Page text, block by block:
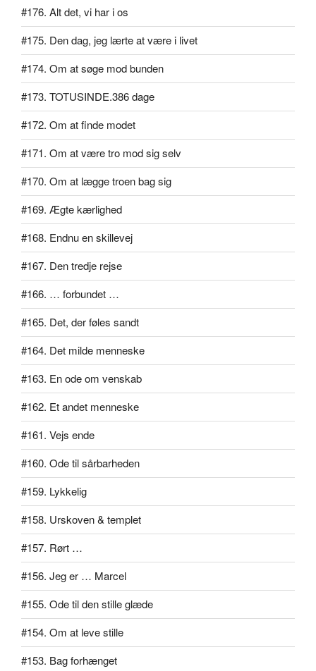
#176. Alt det, vi har i os
#175. Den dag, jeg lærte at være i livet
#174. Om at søge mod bunden
#173. TOTUSINDE.386 dage
#172. Om at finde modet
#171. Om at være tro mod sig selv
#170. Om at lægge troen bag sig
#169. Ægte kærlighed
#168. Endnu en skillevej
#167. Den tredje rejse
#166. … forbundet …
#165. Det, der føles sandt
#164. Det milde menneske
#163. En ode om venskab
#162. Et andet menneske
#161. Vejs ende
#160. Ode til sårbarheden
#159. Lykkelig
#158. Urskoven & templet
#157. Rørt …
#156. Jeg er … Marcel
#155. Ode til den stille glæde
#154. Om at leve stille
#153. Bag forhænget